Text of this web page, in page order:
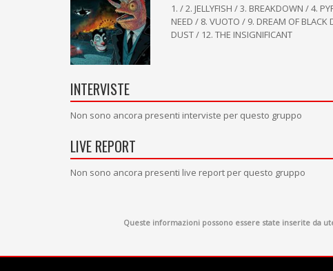
1. / 2. JELLYFISH / 3. BREAKDOWN / 4.
NEED / 8. VUOTO / 9. DREAM OF
DUST / 12. THE INSIGNIFICANT
INTERVISTE
Non sono ancora presenti interviste per questo gruppo
LIVE REPORT
Non sono ancora presenti live report per questo gruppo
Queste informazioni possono essere state inserite da